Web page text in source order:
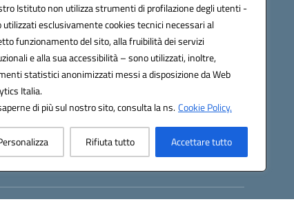
Istituto non utilizza strumenti di profilazione degli utenti -
utilizzati esclusivamente cookies tecnici necessari al
funzionamento del sito, alla fruibilità dei servizi
e alla sua accessibilità – sono utilizzati, inoltre,
statistici anonimizzati messi a disposizione da Web
Italia.
di più sul nostro sito, consulta la ns.Cookie Policy.
Rifiuta tutto Accettare tutto
Seguici su: